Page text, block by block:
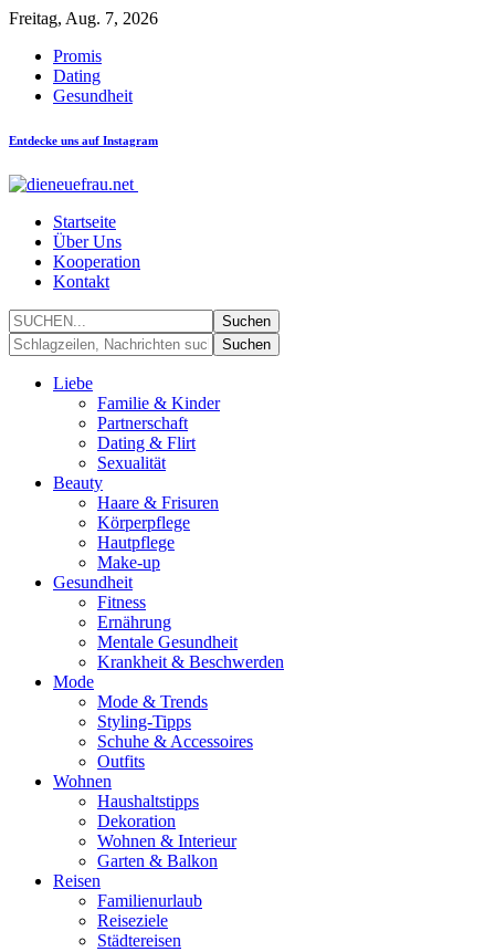
Freitag, Aug. 7, 2026
Promis
Dating
Gesundheit
Entdecke uns auf Instagram
Startseite
Über Uns
Kooperation
Kontakt
Liebe
Familie & Kinder
Partnerschaft
Dating & Flirt
Sexualität
Beauty
Haare & Frisuren
Körperpflege
Hautpflege
Make-up
Gesundheit
Fitness
Ernährung
Mentale Gesundheit
Krankheit & Beschwerden
Mode
Mode & Trends
Styling-Tipps
Schuhe & Accessoires
Outfits
Wohnen
Haushaltstipps
Dekoration
Wohnen & Interieur
Garten & Balkon
Reisen
Familienurlaub
Reiseziele
Städtereisen